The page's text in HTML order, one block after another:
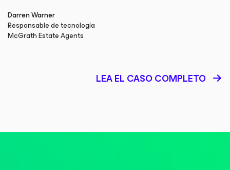
Darren Warner
Responsable de tecnología
McGrath Estate Agents
LEA EL CASO COMPLETO